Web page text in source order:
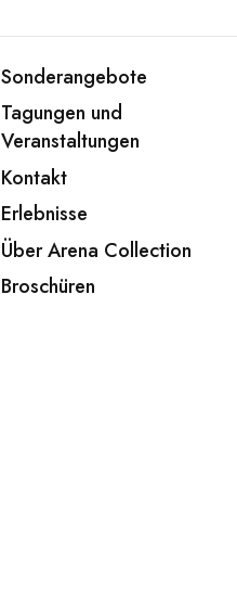
Sonderangebote
Tagungen und
Veranstaltungen
Kontakt
Erlebnisse
Über Arena Collection
Broschüren